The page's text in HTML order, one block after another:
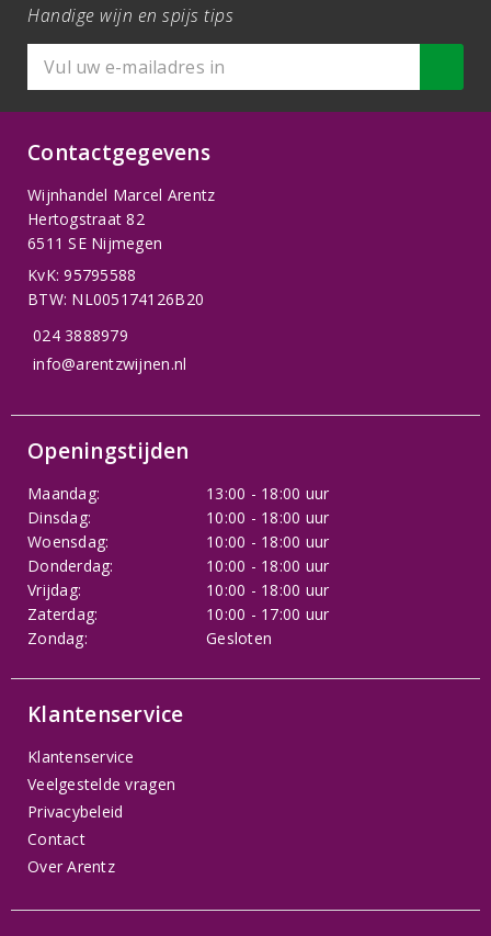
Handige wijn en spijs tips
Contactgegevens
Wijnhandel Marcel Arentz
Hertogstraat 82
6511 SE Nijmegen
KvK: 95795588
BTW: NL005174126B20
024 3888979
info@arentzwijnen.nl
Openingstijden
Maandag:
13:00 - 18:00 uur
Dinsdag:
10:00 - 18:00 uur
Woensdag:
10:00 - 18:00 uur
Donderdag:
10:00 - 18:00 uur
Vrijdag:
10:00 - 18:00 uur
Zaterdag:
10:00 - 17:00 uur
Zondag:
Gesloten
Klantenservice
Klantenservice
Veelgestelde vragen
Privacybeleid
Contact
Over Arentz